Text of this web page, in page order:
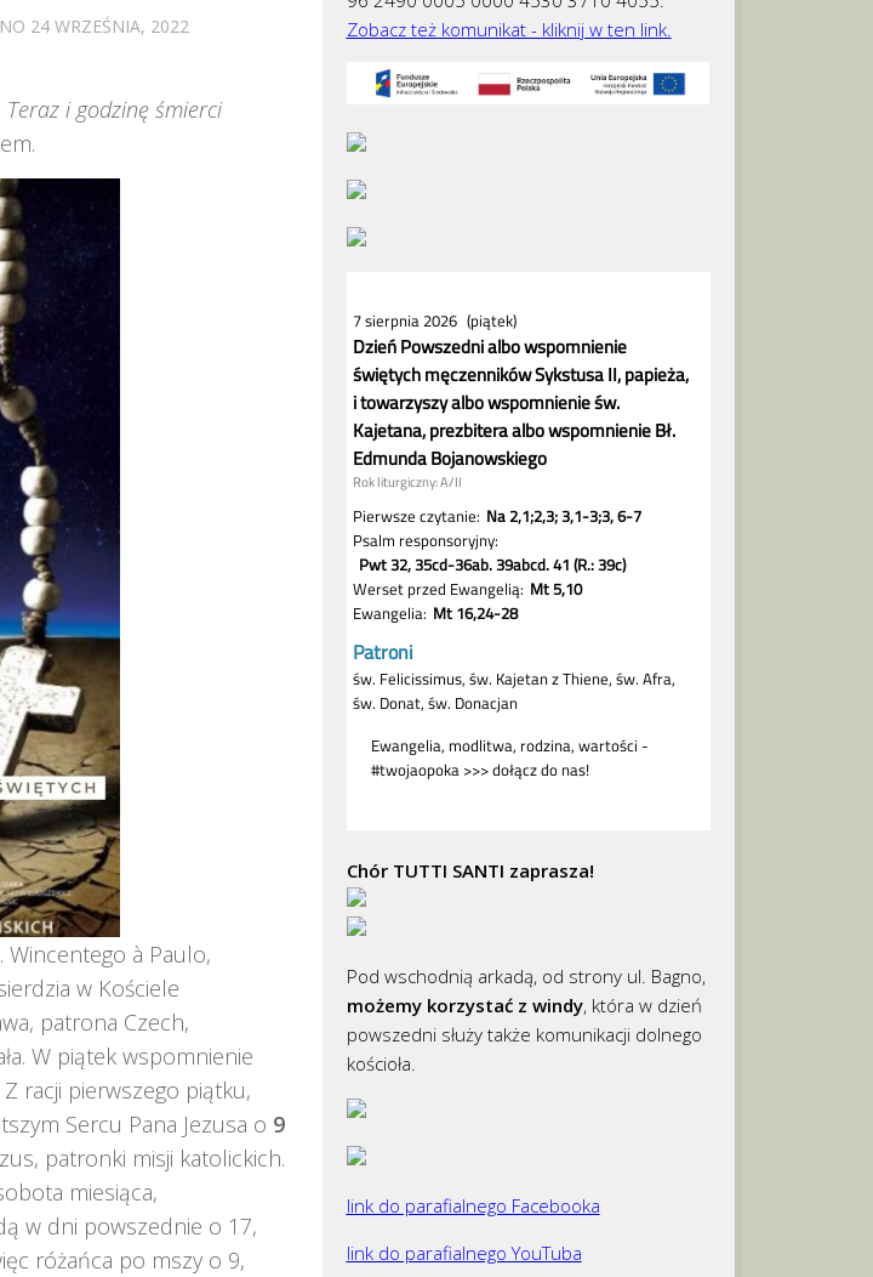
24 WRZEŚNIA, 2022
Teraz i godzinę śmierci
à Paulo,
w Kościele
patrona Czech,
W piątek wspomnienie
racji pierwszego piątku,
Sercu Pana Jezusa o 9
patronki misji katolickich.
miesiąca,
w dni powszednie o 17,
różańca po mszy o 9,
Zobacz też komunikat - kliknij w ten link.
Chór TUTTI SANTI zaprasza!
Pod wschodnią arkadą, od strony ul. Bagno,
możemy korzystać z windy, która w dzień
powszedni służy także komunikacji dolnego
kościoła.
link do parafialnego Facebooka
link do parafialnego YouTuba